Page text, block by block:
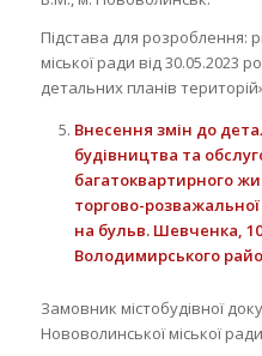
Підстава для розроблення:
міської ради від 30.05.2023
детальних планів
Внесення змін до
будівництва та
багатоквартирного
торгово-
на бульв. Шевченка,
Володимирського
Замовник містобудівної
Нововолинської міської